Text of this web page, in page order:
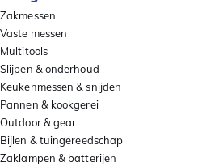
Zakmessen
Vaste messen
Multitools
Slijpen & onderhoud
Keukenmessen & snijden
Pannen & kookgerei
Outdoor & gear
Bijlen & tuingereedschap
Zaklampen & batterijen